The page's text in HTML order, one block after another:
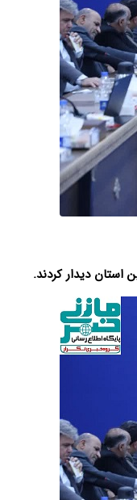
استان دیدار کردند.
تصاویر/ بازدید
غرب استان